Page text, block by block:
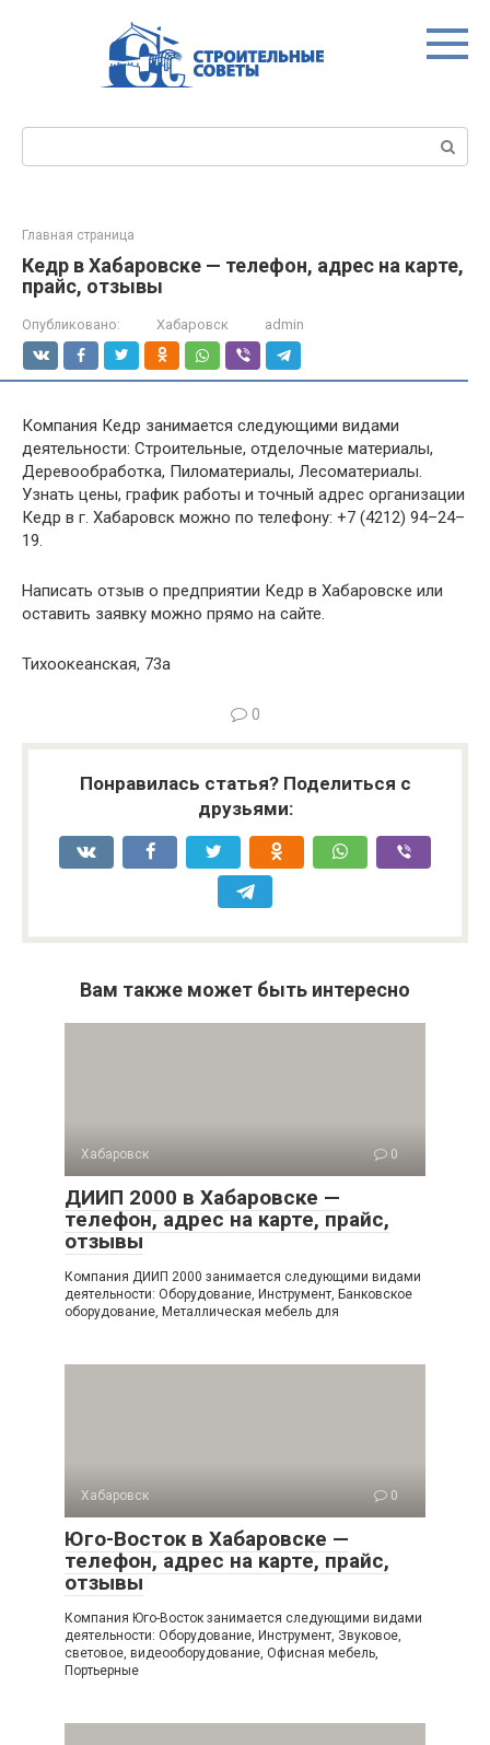
Главная страница
Кедр в Хабаровске — телефон, адрес на карте,
прайс, отзывы
Опубликовано: Хабаровск admin
Компания Кедр занимается следующими видами
деятельности: Строительные, отделочные материалы,
Деревообработка, Пиломатериалы, Лесоматериалы.
Узнать цены, график работы и точный адрес организации
Кедр в г. Хабаровск можно по телефону: +7 (4212) 94–24–
19.
Написать отзыв о предприятии Кедр в Хабаровске или
оставить заявку можно прямо на сайте.
Тихоокеанская, 73а
0
Понравилась статья? Поделиться с
друзьями:
Вам также может быть интересно
Хабаровск 0
ДИИП 2000 в Хабаровске —
телефон, адрес на карте, прайс,
отзывы
Компания ДИИП 2000 занимается следующими видами
деятельности: Оборудование, Инструмент, Банковское
оборудование, Металлическая мебель для
Хабаровск 0
Юго-Восток в Хабаровске —
телефон, адрес на карте, прайс,
отзывы
Компания Юго-Восток занимается следующими видами
деятельности: Оборудование, Инструмент, Звуковое,
световое, видеооборудование, Офисная мебель,
Портьерные